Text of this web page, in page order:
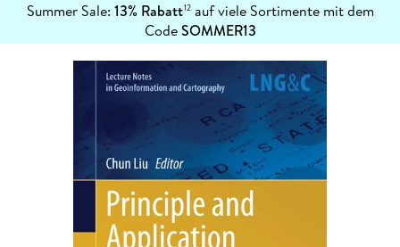
Summer Sale: 13% Rabatt12auf viele Sortimente mit dem
CodeSOMMER13
erfahren